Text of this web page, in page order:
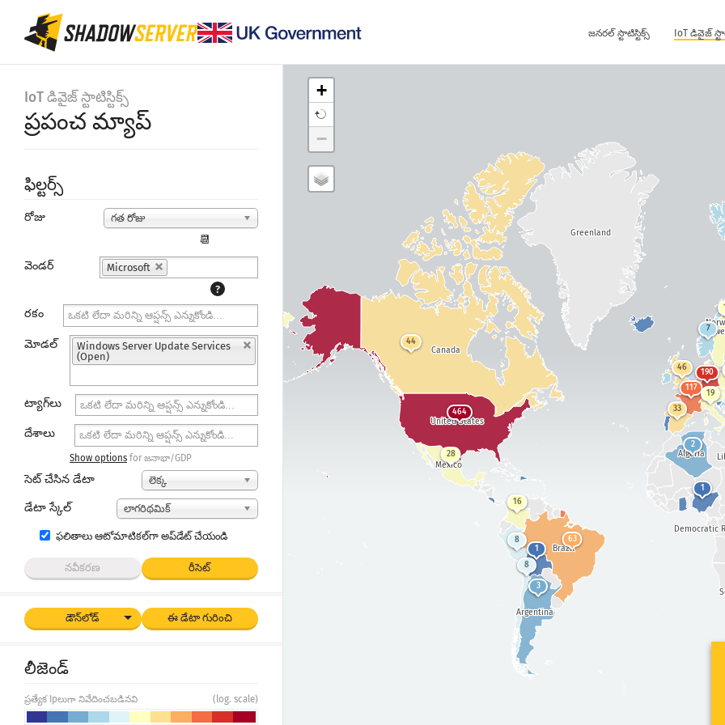
జనరల్ స్టాటిస్టిక్స్ IoT డివైజ్
IoT డివైజ్ స్టాటిస్టిక్స్
ప్రపంచ మ్యాప్
ఫిల్టర్స్
రోజు గత రోజు
📆
వెండర్
Microsoft
?
రకం
మోడల్
Windows Server Update Services
(Open)
ట్యాగ్‌లు
దేశాలు
Show options for జనాభా/GDP
సెట్ చేసిన డేటా లెక్క
డేటా స్కేల్ లాగరిథమిక్
ఫలితాలు ఆటోమాటికల్‌గా అప్‌డేట్ చేయండి
నవీకరణ రీసెట్
డౌన్‌లోడ్ ఈ డేటా గురించి
లీజెండ్
ప్రత్యేక Ipలుగా నివేదించబడినవి (log. scale)
Argentina
Democratic
Brazil
Algeria
United States
Canada
Mexico
Greenland
3
1
63
44
8
16
190
2
33
117
19
28
1
7
8
46
464
+
−